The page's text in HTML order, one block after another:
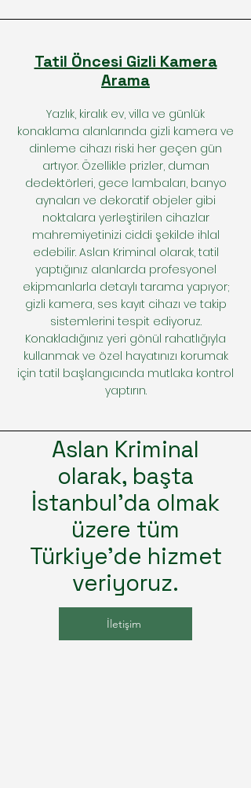
Tatil Öncesi Gizli Kamera
Arama
Yazlık, kiralık ev, villa ve günlük
konaklama alanlarında gizli kamera ve
dinleme cihazı riski her geçen gün
artıyor. Özellikle prizler, duman
dedektörleri, gece lambaları, banyo
aynaları ve dekoratif objeler gibi
noktalara yerleştirilen cihazlar
mahremiyetinizi ciddi şekilde ihlal
edebilir. Aslan Kriminal olarak, tatil
yaptığınız alanlarda profesyonel
ekipmanlarla detaylı tarama yapıyor;
gizli kamera, ses kayıt cihazı ve takip
sistemlerini tespit ediyoruz.
Konakladığınız yeri gönül rahatlığıyla
kullanmak ve özel hayatınızı korumak
için tatil başlangıcında mutlaka kontrol
yaptırın.
Aslan Kriminal
olarak, başta
İstanbul'da olmak
üzere tüm
Türkiye'de hizmet
veriyoruz.
İletişim